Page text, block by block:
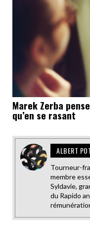
Marek Zerba
qu’en se rasant
ALBERT
Tourneur-
membre
Syldavie,
du Rapido